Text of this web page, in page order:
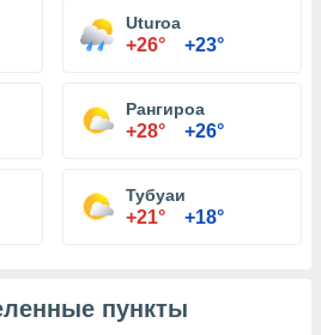
Uturoa
+26° +23°
Рангироа
+28° +26°
Тубуаи
+21° +18°
пункты